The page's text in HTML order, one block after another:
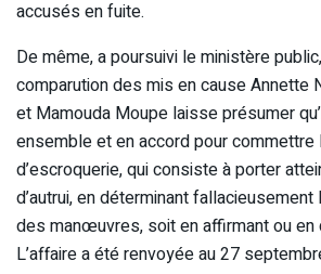
accusés en fuite.
De même, a poursuivi le ministère
comparution des mis en cause Annette
et Mamouda Moupe laisse présumer
ensemble et en accord pour commettre
d’escroquerie, qui consiste à porter
d’autrui, en déterminant
des manœuvres, soit en affirmant ou en
L’affaire a été renvoyée au 27